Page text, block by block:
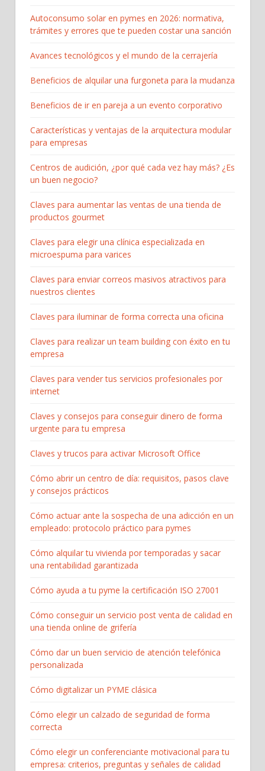
Autoconsumo solar en pymes en 2026: normativa,
trámites y errores que te pueden costar una sanción
Avances tecnológicos y el mundo de la cerrajería
Beneficios de alquilar una furgoneta para la mudanza
Beneficios de ir en pareja a un evento corporativo
Características y ventajas de la arquitectura modular
para empresas
Centros de audición, ¿por qué cada vez hay más? ¿Es
un buen negocio?
Claves para aumentar las ventas de una tienda de
productos gourmet
Claves para elegir una clínica especializada en
microespuma para varices
Claves para enviar correos masivos atractivos para
nuestros clientes
Claves para iluminar de forma correcta una oficina
Claves para realizar un team building con éxito en tu
empresa
Claves para vender tus servicios profesionales por
internet
Claves y consejos para conseguir dinero de forma
urgente para tu empresa
Claves y trucos para activar Microsoft Office
Cómo abrir un centro de día: requisitos, pasos clave
y consejos prácticos
Cómo actuar ante la sospecha de una adicción en un
empleado: protocolo práctico para pymes
Cómo alquilar tu vivienda por temporadas y sacar
una rentabilidad garantizada
Cómo ayuda a tu pyme la certificación ISO 27001
Cómo conseguir un servicio post venta de calidad en
una tienda online de grifería
Cómo dar un buen servicio de atención telefónica
personalizada
Cómo digitalizar un PYME clásica
Cómo elegir un calzado de seguridad de forma
correcta
Cómo elegir un conferenciante motivacional para tu
empresa: criterios, preguntas y señales de calidad